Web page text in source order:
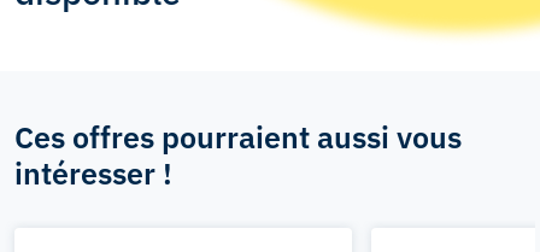
Ces offres pourraient aussi vous
intéresser !